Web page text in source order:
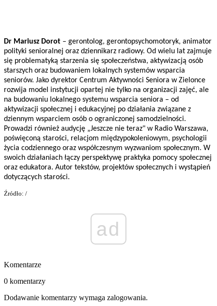
Dr Mariusz Dorot – gerontolog, gerontopsychomotoryk, animator
polityki senioralnej oraz dziennikarz radiowy. Od wielu lat zajmuje
się problematyką starzenia się społeczeństwa, aktywizacją osób
starszych oraz budowaniem lokalnych systemów wsparcia
seniorów. Jako dyrektor Centrum Aktywności Seniora w Zielonce
rozwija model instytucji opartej nie tylko na organizacji zajęć, ale
na budowaniu lokalnego systemu wsparcia seniora – od
aktywizacji społecznej i edukacyjnej po działania związane z
dziennym wsparciem osób o ograniczonej samodzielności.
Prowadzi również audycję „Jeszcze nie teraz" w Radio Warszawa,
poświęconą starości, relacjom międzypokoleniowym, psychologii
życia codziennego oraz współczesnym wyzwaniom społecznym. W
swoich działaniach łączy perspektywę praktyka pomocy społecznej
oraz edukatora. Autor tekstów, projektów społecznych i wystąpień
dotyczących starości.
Źródło: /
ad
Komentarze
0 komentarzy
Dodawanie komentarzy wymaga zalogowania.